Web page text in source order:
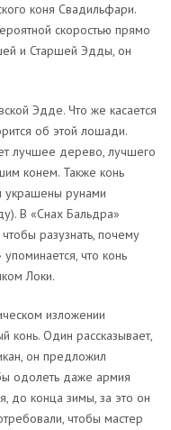
коня Свадильфари.
скоростью прямо
и Старшей Эдды, он
Эдде. Что же касается
об этой лошади.
лучшее дерево, лучшего
конем. Также конь
украшены рунами
В «Снах Бальдра»
разузнать, почему
что конь
Локи.
изложении
конь. Один рассказывает,
он предложил
одолеть даже армия
до конца зимы, за это он
чтобы мастер